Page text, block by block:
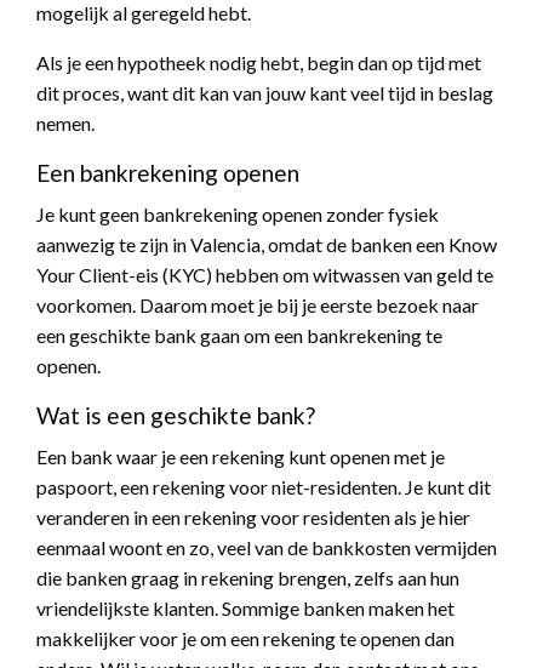
mogelijk al geregeld hebt.
Als je een hypotheek nodig hebt, begin dan op tijd met
dit proces, want dit kan van jouw kant veel tijd in beslag
nemen.
Een bankrekening openen
Je kunt geen bankrekening openen zonder fysiek
aanwezig te zijn in Valencia, omdat de banken een Know
Your Client-eis (KYC) hebben om witwassen van geld te
voorkomen. Daarom moet je bij je eerste bezoek naar
een geschikte bank gaan om een bankrekening te
openen.
Wat is een geschikte bank?
Een bank waar je een rekening kunt openen met je
paspoort, een rekening voor niet-residenten. Je kunt dit
veranderen in een rekening voor residenten als je hier
eenmaal woont en zo, veel van de bankkosten vermijden
die banken graag in rekening brengen, zelfs aan hun
vriendelijkste klanten. Sommige banken maken het
makkelijker voor je om een rekening te openen dan